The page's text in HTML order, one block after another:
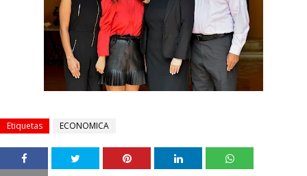
Etiquetas ECONOMICA